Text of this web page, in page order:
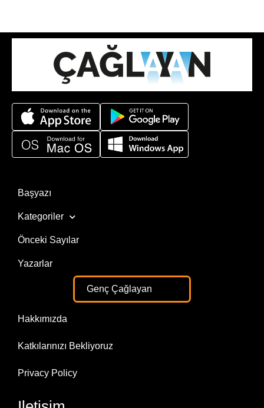
Başyazı
Kategoriler
Önceki Sayılar
Yazarlar
Genç Çağlayan
Hakkımızda
Katkılarınızı Bekliyoruz
Privacy Policy